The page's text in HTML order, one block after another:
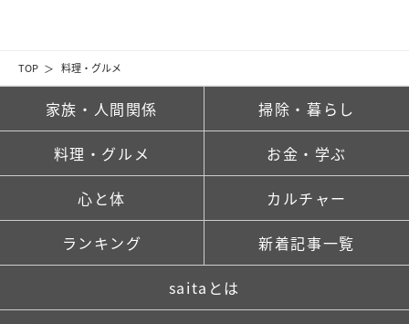
TOP 料理・グルメ
家族・人間関係 掃除・暮らし
料理・グルメ お金・学ぶ
心と体 カルチャー
ランキング 新着記事一覧
saitaとは